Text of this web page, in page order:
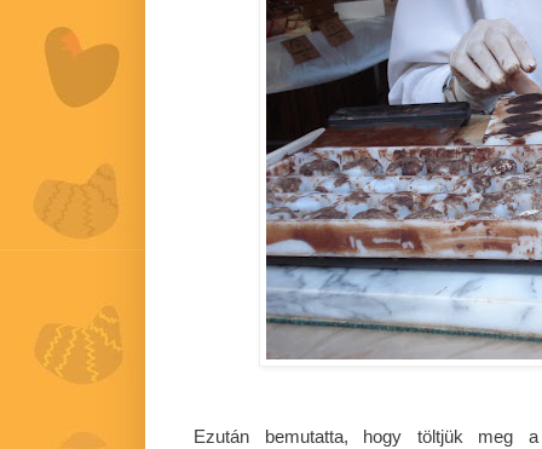
Ezután bemutatta, hogy töltjük meg a